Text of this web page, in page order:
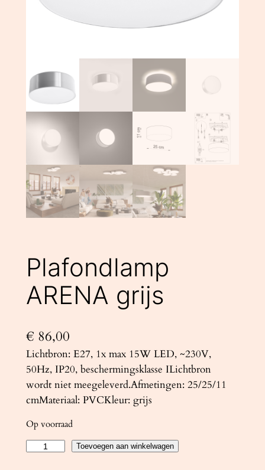
Plafondlamp
ARENA grijs
€ 86,00
Lichtbron: E27, 1x max 15W LED, ~230V,
50Hz, IP20, beschermingsklasse ILichtbron
wordt niet meegeleverd.Afmetingen: 25/25/11
cmMateriaal: PVCKleur: grijs
Op voorraad
Toevoegen aan winkelwagen